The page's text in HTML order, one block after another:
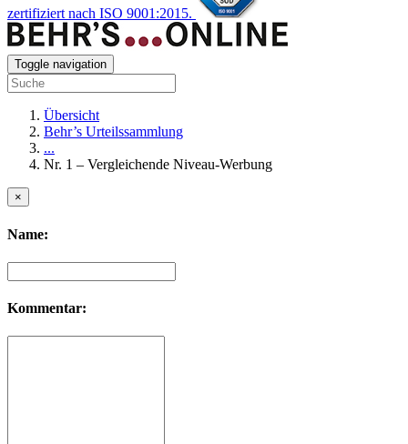
zertifiziert nach ISO 9001:2015.
Toggle navigation
Übersicht
Behr’s Urteilssammlung
...
Nr. 1 – Vergleichende Niveau-Werbung
×
Name:
Kommentar: